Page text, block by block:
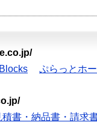
ぷらっとホ
積書・納品書・請求